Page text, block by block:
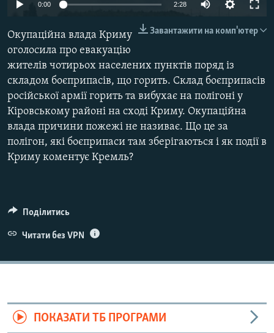
Усі сайти RFE/RL
Auto 360p 480p
1080p
0:00 2:28
480p
1080p
Завантажити на комп'ютер
Окупаційна влада Криму
оголосила про евакуацію
жителів чотирьох населених пунктів поряд із
складом боєприпасів, що горить. Склад боєприпасів
російської армії горить та вибухає на полігоні у
Кіровському районі на сході Криму. Окупаційна
влада причини пожежі не називає. Що це за
полігон, які боєприпаси там зберігаються і як події в
Криму коментує Кремль?
Поділитись
Читати без VPN
ПОКАЗАТИ ТБ ПРОГРАМИ